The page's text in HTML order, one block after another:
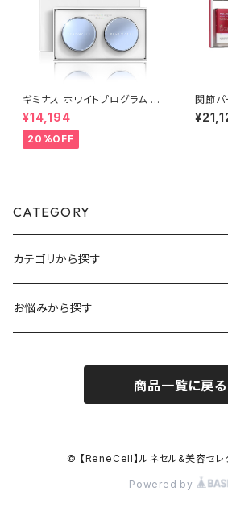
ギミナス ホワイトプログラム ブ
ライトナー 20g×2EA | Giminu
s White Program Brightene
r│シミ・くすみケア【Rene-Cel
l】ルネセル
¥14,194
20%OFF
関節パ
ｇ×30
ルネセ
CATEGORY
カテゴリから探す
スキンケア
スペシャルケア
お悩みから探す
シミ・くすみケア
シワ・目の下クマケア
商品一覧に戻る
© 【ReneCell】ルネセル&美容セレ
Powered by